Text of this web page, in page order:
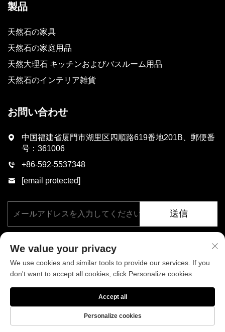
製品
天然石の家具
天然石の家庭用品
天然大理石 キッチンおよびバスルーム用品
天然石のインテリア雑貨
お問い合わせ
中国福建省厦門市湖里区四順路619番地201B、郵便番
号：361006
+86-592-5537348
[email protected]
送信
著作権 © 厦門フェニックス工業有限公司、すべての権利を保有。
当社について
ニュース お問い合わせ
We value your privacy
We use cookies and similar tools to provide our services. If you
don't want to accept all cookies, click Personalize cookies.
Personalize cookies
Accept all